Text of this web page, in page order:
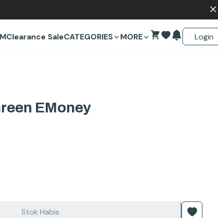
Clearance SaleCATEGORIES MORE Login
EMoney
Stok Habis